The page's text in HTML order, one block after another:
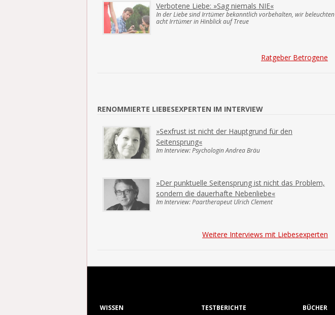
Verbotene Liebe: »Sag niemals NIE«
In der Liebe sind Irrtümer bekanntlich vorbehalten, wir beleuchten
acht Irrtümer in Hinblick auf Treue
Ratgeber Betrogene
RENOMMIERTE LIEBESEXPERTEN IM INTERVIEW
»Sexfrust ist nicht der Hauptgrund für den
Seitensprung«
Im Interview: Psychologin Andrea Bräu
»Der punktuelle Seitensprung ist nicht das Problem,
sondern die dauerhafte Nebenliebe«
Im Interview: Paartherapeut Ulrich Clement
Weitere Interviews mit Liebesexperten
WISSEN TESTBERICHTE BÜCHER